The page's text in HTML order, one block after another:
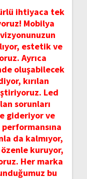
ihtiyaca tek
Mobilya
estetik ve
Ayrıca
oluşabilecek
kırılan
Led
sorunları
gideriyor ve
da kalmıyor,
özenle kuruyor,
Her marka
bu